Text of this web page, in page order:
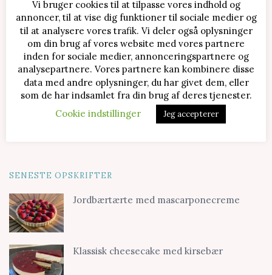
SENESTE OPSKRIFTER
Jordbærtærte med mascarponecreme
Klassisk cheesecake med kirsebær
Vi bruger cookies til at tilpasse vores indhold og
annoncer, til at vise dig funktioner til sociale medier og
til at analysere vores trafik. Vi deler også oplysninger
om din brug af vores website med vores partnere
inden for sociale medier, annonceringspartnere og
analysepartnere. Vores partnere kan kombinere disse
data med andre oplysninger, du har givet dem, eller
som de har indsamlet fra din brug af deres tjenester.
Cookie indstillinger
Jeg accepterer